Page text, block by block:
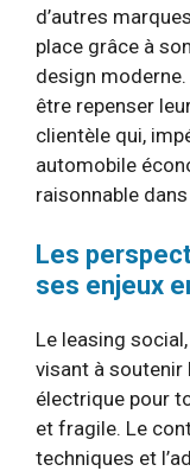
d’autres
place grâce à
design
être repenser
clientèle qui,
automobile
raisonnable
Les
ses enjeux
Le leasing
visant à soutenir
électrique pour
et fragile. Le
techniques et